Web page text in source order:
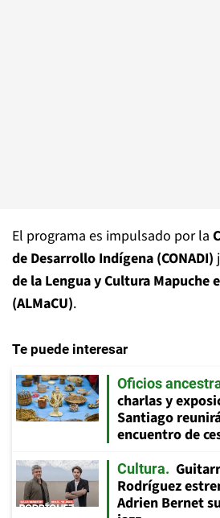
El programa es impulsado por la
de Desarrollo Indígena (CONADI)
de la Lengua y Cultura Mapuche
(ALMaCU).
Te puede interesar
Oficios
charlas y
Santiago
encuentro de
Cultura
Rodríguez
Adrien Bernet